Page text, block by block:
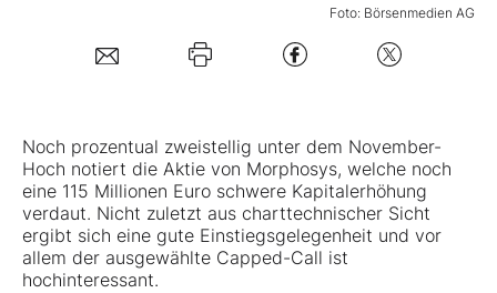
Kontakt
Foto: Börsenmedien AG
Noch prozentual zweistellig unter dem November-
Hoch notiert die Aktie von Morphosys, welche noch
eine 115 Millionen Euro schwere Kapitalerhöhung
verdaut. Nicht zuletzt aus charttechnischer Sicht
ergibt sich eine gute Einstiegsgelegenheit und vor
allem der ausgewählte Capped-Call ist
hochinteressant.